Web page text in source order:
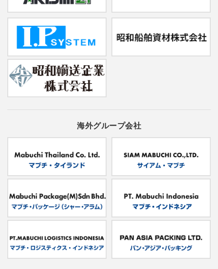
海外グループ会社